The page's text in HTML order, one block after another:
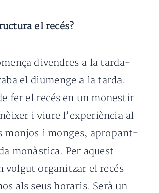
el recés?
divendres a la tarda-
el diumenge a la tarda.
fer el recés en un monestir
i viure l’experiència al
monjos i monges, apropant-
monàstica. Per aquest
volgut organitzar el recés
als seus horaris. Serà un